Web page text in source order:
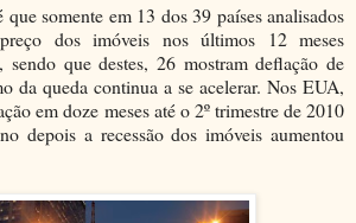
somente em 13 dos 39 países analisados
dos imóveis nos últimos 12 meses
sendo que destes, 26 mostram deflação de
da queda continua a se acelerar. Nos EUA,
em doze meses até o 2º trimestre de 2010
depois a recessão dos imóveis aumentou